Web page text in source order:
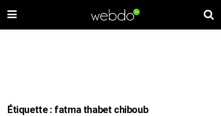
Étiquette : fatma thabet chiboub